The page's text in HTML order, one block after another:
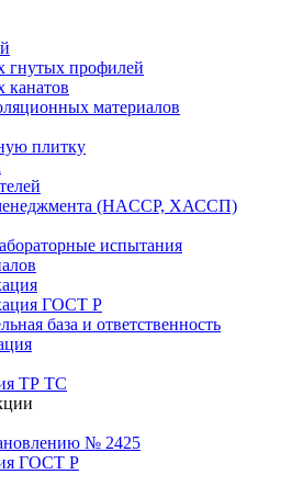
гнутых профилей
канатов
материалов
плитку
(HACCP, ХАССП)
испытания
ГОСТ Р
база и ответственность
ТР ТС
№ 2425
ГОСТ Р